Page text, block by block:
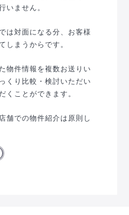
いません。
は対面になる分、お客様
しまうからです。
物件情報を複数お送りい
くり比較・検討いただい
くことができます。
舗での物件紹介は原則し